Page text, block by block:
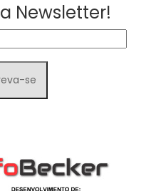
Newsletter!